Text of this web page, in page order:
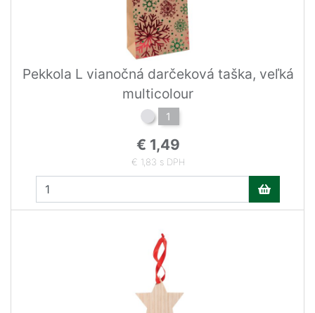
Pekkola L vianočná darčeková taška, veľká
multicolour
1
€ 1,49
€ 1,83 s DPH